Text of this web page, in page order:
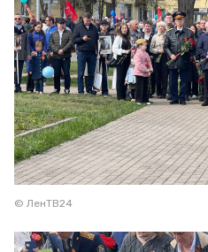
© ЛенТВ24